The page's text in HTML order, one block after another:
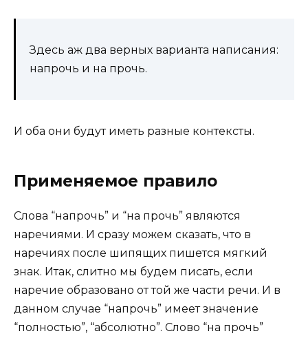
Здесь аж два верных варианта написания:
напрочь и на прочь.
И оба они будут иметь разные контексты.
Применяемое правило
Слова “напрочь” и “на прочь” являются
наречиями. И сразу можем сказать, что в
наречиях после шипящих пишется мягкий
знак. Итак, слитно мы будем писать, если
наречие образовано от той же части речи. И в
данном случае “напрочь” имеет значение
“полностью”, “абсолютно”. Слово “на прочь”